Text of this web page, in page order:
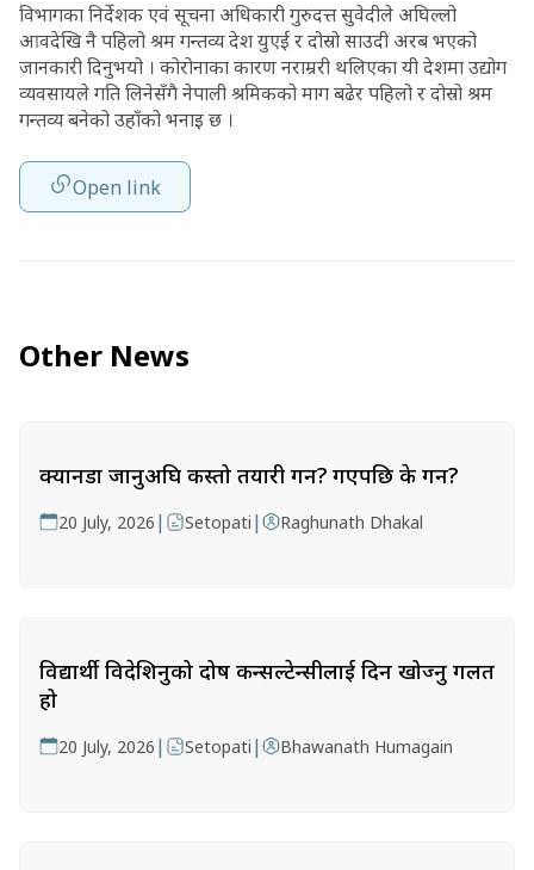
विभागका निर्देशक एवं सूचना अधिकारी गुरुदत्त सुवेदीले अघिल्लो
आवदेखि नै पहिलो श्रम गन्तव्य देश युएई र दोस्रो साउदी अरब भएको
जानकारी दिनुभयो । कोरोनाका कारण नराम्ररी थलिएका यी देशमा उद्योग
व्यवसायले गति लिनेसँगै नेपाली श्रमिकको माग बढेर पहिलो र दोस्रो श्रम
गन्तव्य बनेको उहाँको भनाइ छ ।
Open link
Other News
क्यानडा जानुअघि कस्तो तयारी गर्ने? गएपछि के गर्ने?
20 July, 2026 | Setopati | Raghunath Dhakal
विद्यार्थी विदेशिनुको दोष कन्सल्टेन्सीलाई दिन खोज्नु गलत
हो
20 July, 2026 | Setopati | Bhawanath Humagain